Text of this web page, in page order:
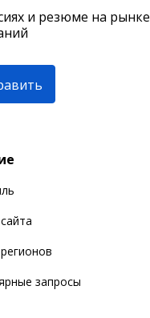
и резюме на рынке
запросы